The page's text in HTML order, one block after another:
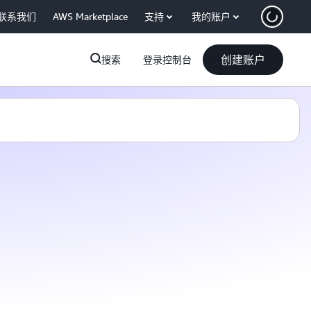
系我们 AWS Marketplace 支持 我的账户
搜索 登录控制台 创建账户